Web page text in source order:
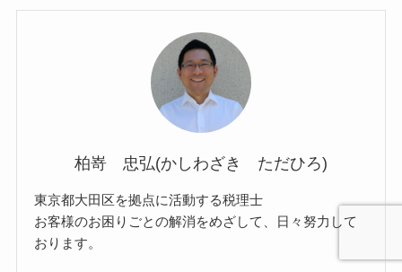
柏嵜 忠弘(かしわざき ただひろ)
東京都大田区を拠点に活動する税理士
お客様のお困りごとの解消をめざして、日々努力して
おります。